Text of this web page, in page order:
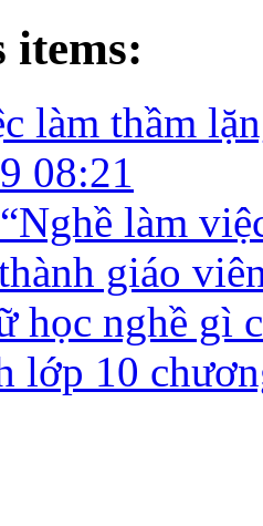
items:
làm thầm
08:21
làm
giáo
học nghề gì
lớp 10